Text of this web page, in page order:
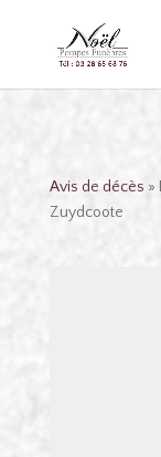
Avis de décès »
Zuydcoote